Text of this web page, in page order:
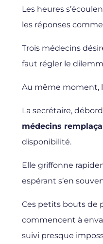
Les heures
les réponses
Trois médecins
faut régler le
Au même moment,
La secrétaire,
médecins
disponibilité.
Elle griffonne
espérant s’en
Ces petits bouts de
commencent à
suivi presque